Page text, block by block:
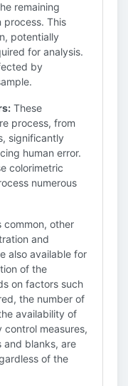
remaining
This
potentially
for analysis.
by
These
process, from
significantly
human error.
colorimetric
numerous
common, other
and
also available for
of the
on factors such
the number of
availability of
measures,
and blanks, are
of the